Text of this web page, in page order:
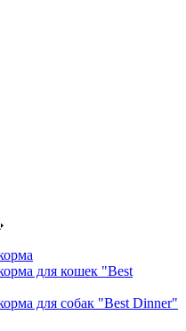
для кошек "Best
для собак "Best Dinner"